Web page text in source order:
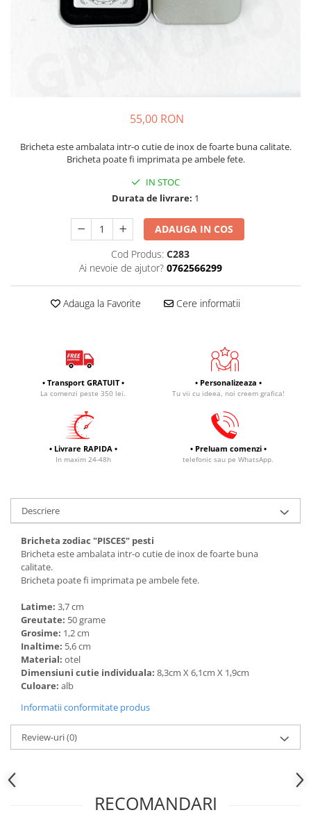
Body bebelusi personalizate
Perne personalizate
Cadouri Personalizate Unice
Cadouri pentru Doctori
55,00 RON
Bricheta este ambalata intr-o cutie de inox de foarte buna calitate.
Bricheta poate fi imprimata pe ambele fete.
IN STOC
Durata de livrare: 1
ADAUGA IN COS
Cod Produs: C283
Ai nevoie de ajutor? 0762566299
Adauga la Favorite Cere informatii
• Transport GRATUIT •
La comenzi peste 350 lei.
• Personalizeaza •
Tu vii cu ideea, noi creem grafica!
• Livrare RAPIDA •
In maxim 24-48h
• Preluam comenzi •
telefonic sau pe WhatsApp.
Descriere
Bricheta zodiac "PISCES" pesti
Bricheta este ambalata intr-o cutie de inox de foarte buna
calitate.
Bricheta poate fi imprimata pe ambele fete.
Latime: 3,7 cm
Greutate: 50 grame
Grosime: 1,2 cm
Inaltime: 5,6 cm
Material: otel
Dimensiuni cutie individuala: 8,3cm X 6,1cm X 1,9cm
Culoare: alb
Informatii conformitate produs
Review-uri(0)
RECOMANDARI